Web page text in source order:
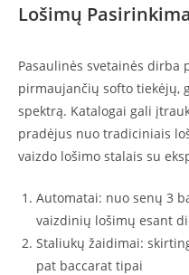
Lošimų
Pasaulinės svetainės
pirmaujančių softo tiekėjų,
spektrą. Katalogai gali
pradėjus nuo tradiciniais
vaizdo lošimo stalais su
Automatai: nuo senų 3
vaizdinių lošimų esant
Staliukų žaidimai:
pat baccarat tipai